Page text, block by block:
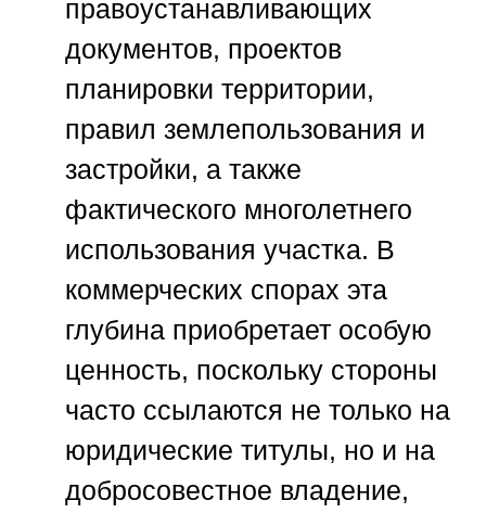
правоустанавливающих
документов, проектов
планировки территории,
правил землепользования и
застройки, а также
фактического многолетнего
использования участка. В
коммерческих спорах эта
глубина приобретает особую
ценность, поскольку стороны
часто ссылаются не только на
юридические титулы, но и на
добросовестное владение,